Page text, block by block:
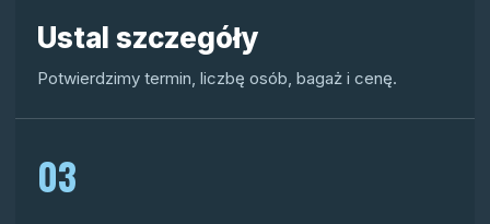
Ustal szczegóły
Potwierdzimy termin, liczbę osób, bagaż i cenę.
03